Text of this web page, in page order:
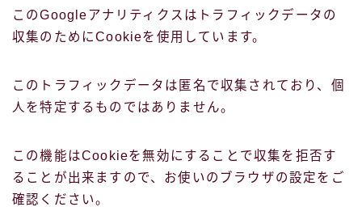
このGoogleアナリティクスはトラフィックデータの
収集のためにCookieを使用しています。
このトラフィックデータは匿名で収集されており、個
人を特定するものではありません。
この機能はCookieを無効にすることで収集を拒否す
ることが出来ますので、お使いのブラウザの設定をご
確認ください。